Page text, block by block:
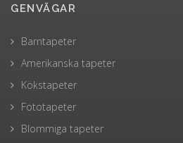
GENVÄGAR
Barntapeter
Amerikanska tapeter
Kökstapeter
Fototapeter
Blommiga tapeter